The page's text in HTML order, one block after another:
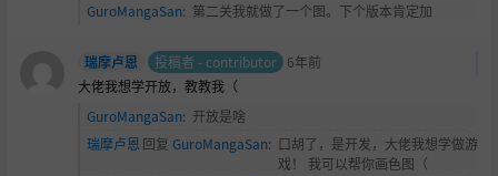
GuroMangaSan: 第二关我就做了一个图。下个版本肯定加
瑞摩卢恩 投稿者 - contributor 6年前
大佬我想学开放，教教我（
GuroMangaSan: 开放是啥
瑞摩卢恩 回复 GuroMangaSan: 口胡了，是开发，大佬我想学做游
戏！ 我可以帮你画色图（